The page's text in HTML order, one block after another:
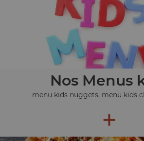
Nos Menus
menu kids nuggets, menu kids
+